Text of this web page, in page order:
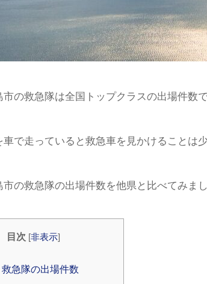
の救急隊は全国トップクラスの出場件数で
車で走っていると救急車を見かけることは
の救急隊の出場件数を他県と比べてみまし
目次 [非表示]
急隊の出場件数